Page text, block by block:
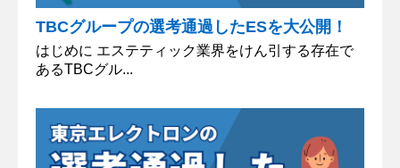
TBCグループの選考通過したESを大公開！
はじめに エステティック業界をけん引する存在で
あるTBCグル...